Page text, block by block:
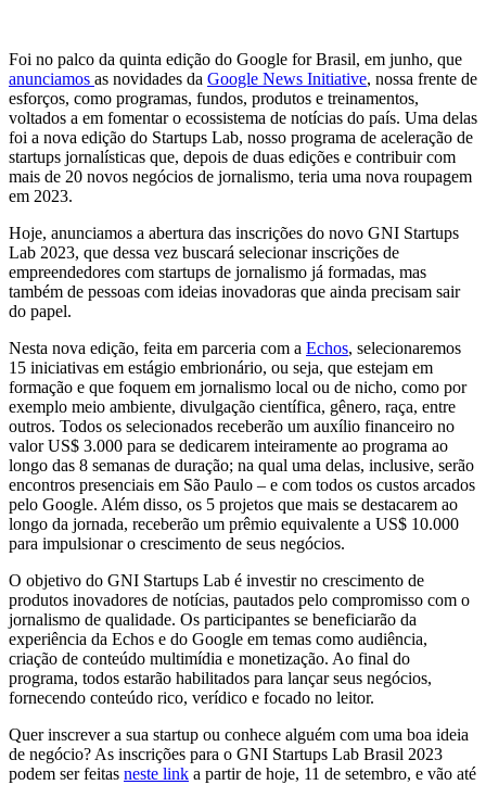
Foi no palco da quinta edição do Google for Brasil, em junho, que
anunciamos as novidades da Google News Initiative, nossa frente de
esforços, como programas, fundos, produtos e treinamentos,
voltados a em fomentar o ecossistema de notícias do país. Uma delas
foi a nova edição do Startups Lab, nosso programa de aceleração de
startups jornalísticas que, depois de duas edições e contribuir com
mais de 20 novos negócios de jornalismo, teria uma nova roupagem
em 2023.
Hoje, anunciamos a abertura das inscrições do novo GNI Startups
Lab 2023, que dessa vez buscará selecionar inscrições de
empreendedores com startups de jornalismo já formadas, mas
também de pessoas com ideias inovadoras que ainda precisam sair
do papel.
Nesta nova edição, feita em parceria com a Echos, selecionaremos
15 iniciativas em estágio embrionário, ou seja, que estejam em
formação e que foquem em jornalismo local ou de nicho, como por
exemplo meio ambiente, divulgação científica, gênero, raça, entre
outros. Todos os selecionados receberão um auxílio financeiro no
valor US$ 3.000 para se dedicarem inteiramente ao programa ao
longo das 8 semanas de duração; na qual uma delas, inclusive, serão
encontros presenciais em São Paulo – e com todos os custos arcados
pelo Google. Além disso, os 5 projetos que mais se destacarem ao
longo da jornada, receberão um prêmio equivalente a US$ 10.000
para impulsionar o crescimento de seus negócios.
O objetivo do GNI Startups Lab é investir no crescimento de
produtos inovadores de notícias, pautados pelo compromisso com o
jornalismo de qualidade. Os participantes se beneficiarão da
experiência da Echos e do Google em temas como audiência,
criação de conteúdo multimídia e monetização. Ao final do
programa, todos estarão habilitados para lançar seus negócios,
fornecendo conteúdo rico, verídico e focado no leitor.
Quer inscrever a sua startup ou conhece alguém com uma boa ideia
de negócio? As inscrições para o GNI Startups Lab Brasil 2023
podem ser feitas neste link a partir de hoje, 11 de setembro, e vão até